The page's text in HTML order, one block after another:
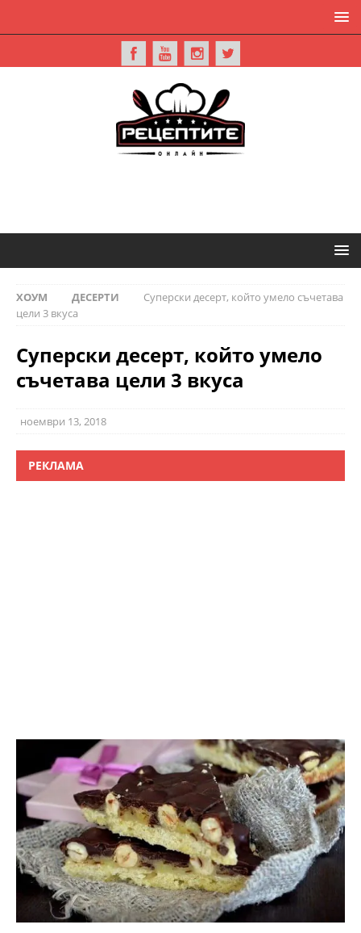
ХОУМ ДЕСЕРТИ
Суперски десерт, който умело съчетава
цели 3 вкуса
Суперски десерт, който умело
съчетава цели 3 вкуса
ноември 13, 2018
РЕКЛАМА